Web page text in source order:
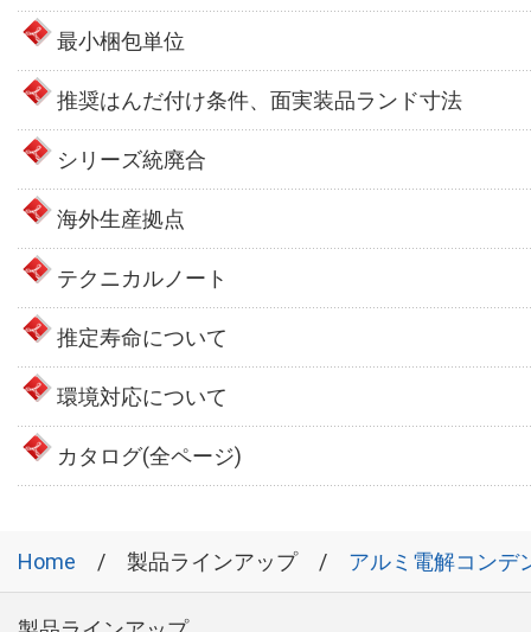
最小梱包単位
推奨はんだ付け条件、面実装品ランド寸法
シリーズ統廃合
海外生産拠点
テクニカルノート
推定寿命について
環境対応について
カタログ(全ページ)
Home 製品ラインアップ アルミ電解コンデ